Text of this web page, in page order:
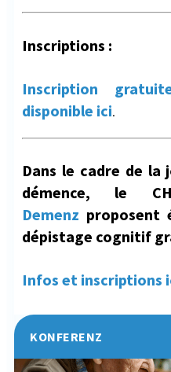
Inscriptions :
Inscription
disponible ici.
Dans le cadre de la
démence, le
Demenz proposent
dépistage cognitif
Infos et inscriptions
KONFERENZ